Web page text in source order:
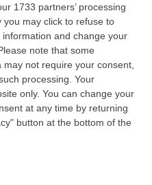
1733 partners’ processing
you may click to refuse to
and change your
note that some
not require your consent,
processing. Your
only. You can change your
at any time by returning
button at the bottom of the
la società Stretto di Messina. La
Monti nel 2013, e la…
Abbraccio Tra Identità
arriva a Reggio Calabria. Dopo il
la manifestazione ha fatto s…